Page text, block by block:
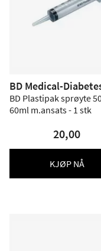
BD Medical-
e
BD Plastipak sprøyte
60ml m.ansats - 1 stk
20,00
KJØP NÅ